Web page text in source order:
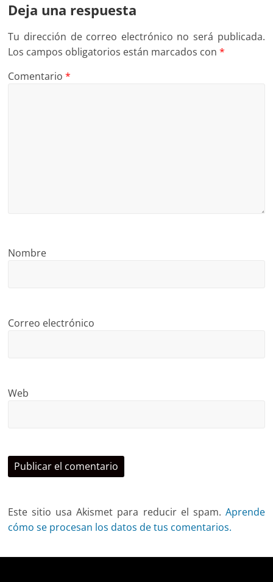
Deja una respuesta
Tu dirección de correo electrónico no será publicada.
Los campos obligatorios están marcados con*
Comentario*
Nombre
Correo electrónico
Web
Este sitio usa Akismet para reducir el spam. Aprende
cómo se procesan los datos de tus comentarios.